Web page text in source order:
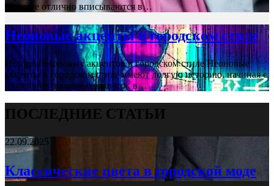
которые отлично вписываются в…
Неоновые акценты в городском стиле
История неоновых акцентов в городском стиле Неоновые
акценты в городском стиле имеют долгую историю, начиная с
появления неоновых вывесок в…
ПОСЛЕДНИЕ СТАТЬИ
22.09.2025
Классические цвета в городской моде